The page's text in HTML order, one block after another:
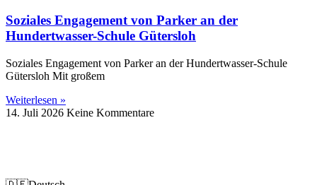
Soziales Engagement von Parker an der
Hundertwasser-Schule Gütersloh
Soziales Engagement von Parker an der Hundertwasser-Schule
Gütersloh Mit großem
Weiterlesen »
14. Juli 2026 Keine Kommentare